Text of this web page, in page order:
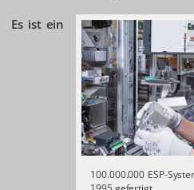
100.000.000 ESP-
Es ist ein